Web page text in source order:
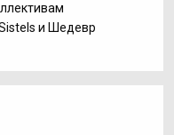
и Шедевр